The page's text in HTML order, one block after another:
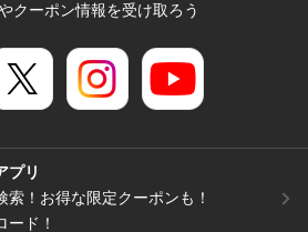
クーポン情報を受け取ろう
プリ
索！お得な限定クーポンも！
ード！